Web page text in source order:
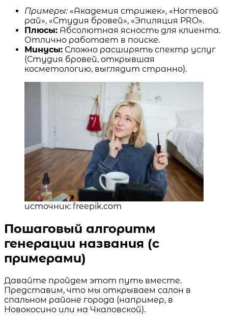
Примеры:«Академия стрижек», «Ногтевой
рай», «Студия бровей», «Эпиляция PRO».
Плюсы: Абсолютная ясность для клиента.
Отлично работает в поиске.
Минусы: Сложно расширять спектр услуг
(Студия бровей, открывшая
косметологию, выглядит странно).
источник: freepik.com
Пошаговый алгоритм
генерации названия (с
примерами)
Давайте пройдем этот путь вместе.
Представим, что мы открываем салон в
спальном районе города (например, в
Новокосино или на Чкаловской).